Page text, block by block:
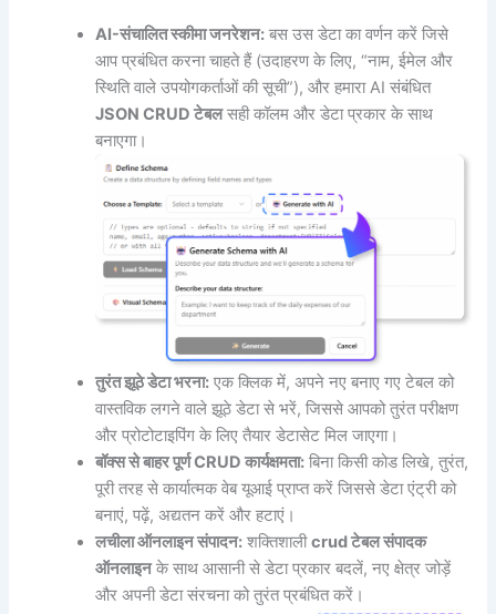
AI-संचालित स्कीमा जनरेशन: बस उस डेटा का वर्णन करें जिसे
आप प्रबंधित करना चाहते हैं (उदाहरण के लिए, “नाम, ईमेल और
स्थिति वाले उपयोगकर्ताओं की सूची”), और हमारा AI संबंधित
JSON CRUD टेबलसही कॉलम और डेटा प्रकार के साथ
बनाएगा।
तुरंत झूठे डेटा भरना: एक क्लिक में, अपने नए बनाए गए टेबल को
वास्तविक लगने वाले झूठे डेटा से भरें, जिससे आपको तुरंत परीक्षण
और प्रोटोटाइपिंग के लिए तैयार डेटासेट मिल जाएगा।
बॉक्स से बाहर पूर्ण CRUD कार्यक्षमता: बिना किसी कोड लिखे, तुरंत,
पूरी तरह से कार्यात्मक वेब यूआई प्राप्त करें जिससे डेटा एंट्री को
बनाएं, पढ़ें, अद्यतन करें और हटाएं।
लचीला ऑनलाइन संपादन: शक्तिशालीcrud टेबल संपादक
ऑनलाइनके साथ आसानी से डेटा प्रकार बदलें, नए क्षेत्र जोड़ें
और अपनी डेटा संरचना को तुरंत प्रबंधित करें।